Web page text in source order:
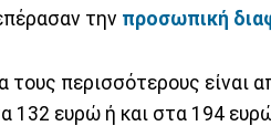
την προσωπική
τους περισσότερους είναι
132 ευρώ ή και στα 194